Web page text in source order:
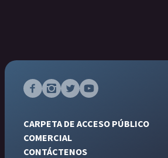
CARPETA DE ACCESO PÚBLICO
COMERCIAL
CONTÁCTENOS